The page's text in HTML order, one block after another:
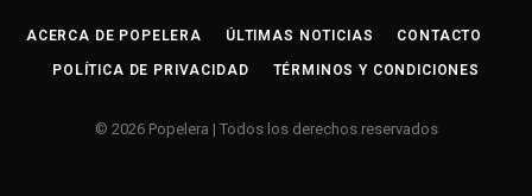
ACERCA DE POPELERA ÚLTIMAS NOTICIAS CONTACTO
POLÍTICA DE PRIVACIDAD TÉRMINOS Y CONDICIONES
© 2026 Popelera | Todos los derechos reservados